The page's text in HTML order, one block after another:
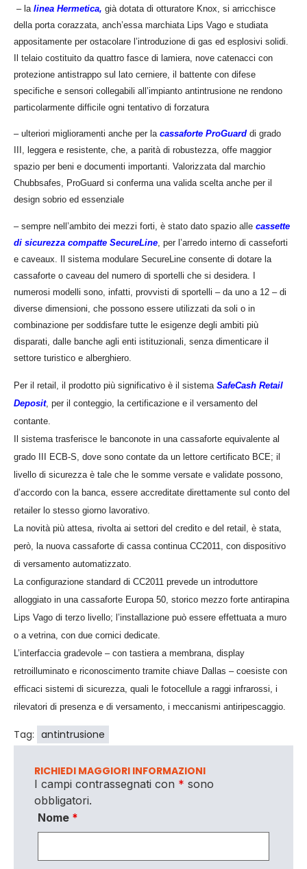
– la linea Hermetica, già dotata di otturatore Knox, si arricchisce
della porta corazzata, anch’essa marchiata Lips Vago e studiata
appositamente per ostacolare l’introduzione di gas ed esplosivi solidi.
Il telaio costituito da quattro fasce di lamiera, nove catenacci con
protezione antistrappo sul lato cerniere, il battente con difese
specifiche e sensori collegabili all’impianto antintrusione ne rendono
particolarmente difficile ogni tentativo di forzatura
– ulteriori miglioramenti anche per la cassaforte ProGuard di grado
III, leggera e resistente, che, a parità di robustezza, offe maggior
spazio per beni e documenti importanti. Valorizzata dal marchio
Chubbsafes, ProGuard si conferma una valida scelta anche per il
design sobrio ed essenziale
– sempre nell’ambito dei mezzi forti, è stato dato spazio alle cassette
di sicurezza compatte SecureLine , per l’arredo interno di casseforti
e caveaux. Il sistema modulare SecureLine consente di dotare la
cassaforte o caveau del numero di sportelli che si desidera. I
numerosi modelli sono, infatti, provvisti di sportelli – da uno a 12 – di
diverse dimensioni, che possono essere utilizzati da soli o in
combinazione per soddisfare tutte le esigenze degli ambiti più
disparati, dalle banche agli enti istituzionali, senza dimenticare il
settore turistico e alberghiero.
Per il retail, il prodotto più significativo è il sistema SafeCash Retail
Deposit, per il conteggio, la certificazione e il versamento del
contante.
Il sistema trasferisce le banconote in una cassaforte equivalente al
grado III ECB-S, dove sono contate da un lettore certificato BCE; il
livello di sicurezza è tale che le somme versate e validate possono,
d’accordo con la banca, essere accreditate direttamente sul conto del
retailer lo stesso giorno lavorativo.
La novità più attesa, rivolta ai settori del credito e del retail, è stata,
però, la nuova cassaforte di cassa continua CC2011, con dispositivo
di versamento automatizzato.
La configurazione standard di CC2011 prevede un introduttore
alloggiato in una cassaforte Europa 50, storico mezzo forte antirapina
Lips Vago di terzo livello; l’installazione può essere effettuata a muro
o a vetrina, con due cornici dedicate.
L’interfaccia gradevole – con tastiera a membrana, display
retroilluminato e riconoscimento tramite chiave Dallas – coesiste con
efficaci sistemi di sicurezza, quali le fotocellule a raggi infrarossi, i
rilevatori di presenza e di versamento, i meccanismi antiripescaggio.
Tag: antintrusione
RICHIEDI MAGGIORI INFORMAZIONI
I campi contrassegnati con * sono
obbligatori.
Nome *